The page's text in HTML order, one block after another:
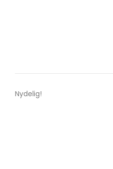
Nydelig!
kr 1,100.00